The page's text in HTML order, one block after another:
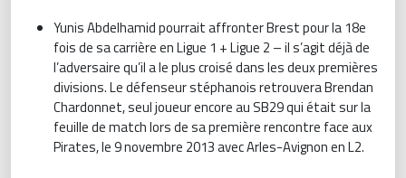
Yunis Abdelhamid pourrait affronter Brest pour la 18e
fois de sa carrière en Ligue 1 + Ligue 2 – il s’agit déjà de
l’adversaire qu’il a le plus croisé dans les deux premières
divisions. Le défenseur stéphanois retrouvera Brendan
Chardonnet, seul joueur encore au SB29 qui était sur la
feuille de match lors de sa première rencontre face aux
Pirates, le 9 novembre 2013 avec Arles-Avignon en L2.